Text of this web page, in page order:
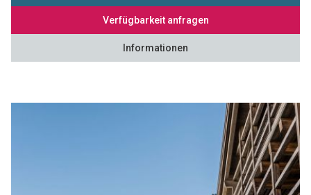
Verfügbarkeit anfragen
Informationen